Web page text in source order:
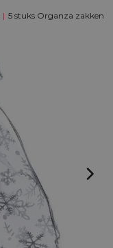
| 5 stuks Organza zakken